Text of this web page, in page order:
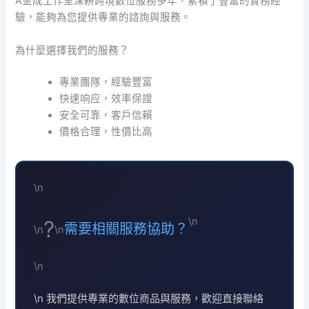
驗，能夠為您提供專業的諮詢與服務。
為什麼選擇我們的服務？
專業團隊，經驗豐富
快速响应，效率保證
安全可靠，客戶信賴
價格合理，性價比高
\n
\n?\n需要相關服務協助？ \n
\n
\n 我們提供專業的數位商品與服務，歡迎直接聯絡